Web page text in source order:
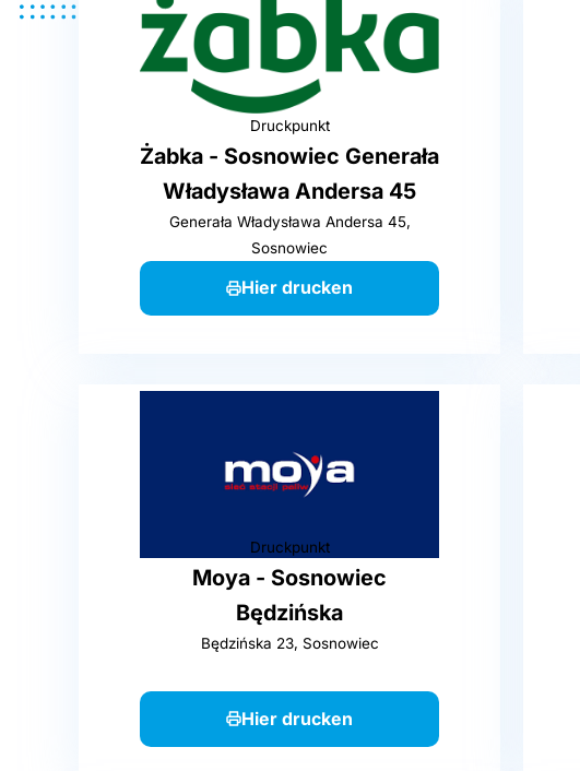
Druckpunkt
Żabka - Sosnowiec Generała
Władysława Andersa 45
Generała Władysława Andersa 45,
Sosnowiec
Hier drucken
Druckpunkt
Moya - Sosnowiec
Będzińska
Będzińska 23, Sosnowiec
Hier drucken